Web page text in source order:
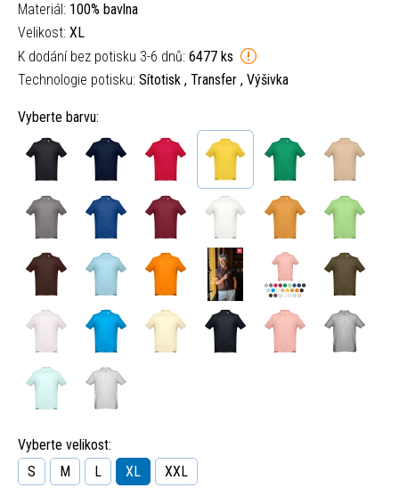
Materiál: 100% bavlna
Velikost: XL
K dodání bez potisku 3-6 dnů: 6477 ks
Technologie potisku: Sítotisk , Transfer , Výšivka
Vyberte barvu:
Vyberte velikost:
S
M L XL XXL